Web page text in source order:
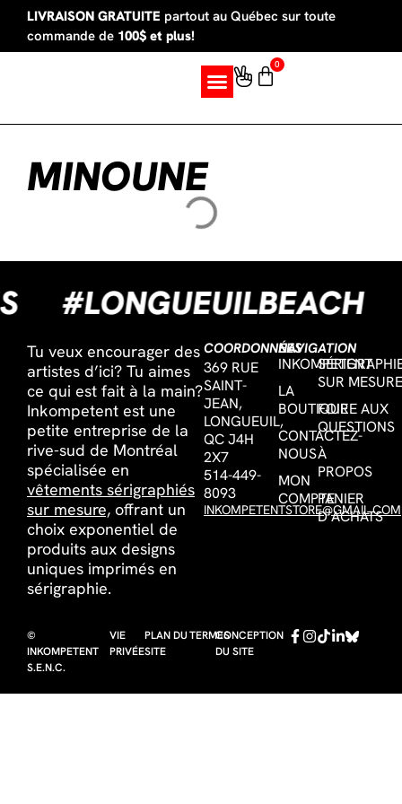
LIVRAISON GRATUITE partout au Québec sur toute
commande de 100$ et plus!
0
MINOUNE
#LONGUEUILBEACH
Tu veux encourager des
artistes d’ici? Tu aimes
ce qui est fait à la main?
Inkompetent est une
petite entreprise de la
rive-sud de Montréal
spécialisée en
vêtements sérigraphiés
sur mesure, offrant un
choix exponentiel de
produits aux designs
uniques imprimés en
sérigraphie.
COORDONNÉES
369 RUE
SAINT-
JEAN,
LONGUEUIL,
QC J4H
2X7
514-449-
8093
INKOMPETENTSTORE@GMAIL.COM
NAVIGATION
INKOMPETENT
LA
BOUTIQUE
CONTACTEZ-
NOUS
MON
COMPTE
SUR
FOIRE AUX
QUESTIONS
À
PROPOS
PANIER
D’ACHATS
©
INKOMPETENT
S.E.N.C.
VIE
PRIVÉE
PLAN DU
SITE
TERMESCONCEPTION
DU SITE